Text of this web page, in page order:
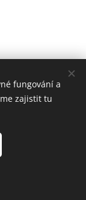
fungování a
zajistit tu